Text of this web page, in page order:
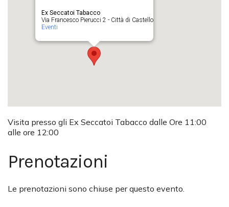
Ex Seccatoi Tabacco
Via Francesco Pierucci 2 - Città di Castello
Eventi
Visita presso gli Ex Seccatoi Tabacco dalle Ore 11:00
alle ore 12:00
Prenotazioni
Le prenotazioni sono chiuse per questo evento.